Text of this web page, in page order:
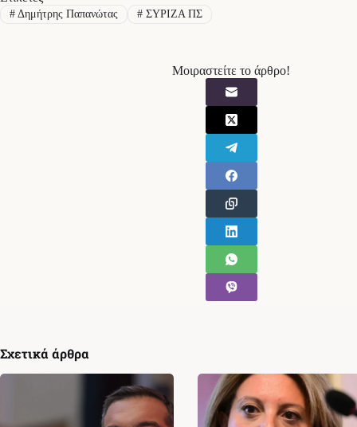
#Δημήτρης Παπανώτας #ΣΥΡΙΖΑ ΠΣ
Μοιραστείτε το άρθρο!
Σχετικά άρθρα